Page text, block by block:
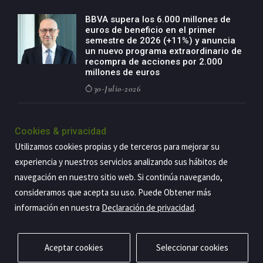
BBVA supera los 6.000 millones de
euros de beneficio en el primer
semestre de 2026 (+11%) y anuncia
un nuevo programa extraordinario de
recompra de acciones por 2.000
millones de euros
30-Julio-2026
negocio agro con un modelo global
países
29-Julio-2026
Privacidad Aviso legal Política de cookies Contacto
Cookies & privacidad
Utilizamos cookies propias y de terceros para mejorar su
experiencia y nuestros servicios analizando sus hábitos de
navegación en nuestro sitio web. Si continúa navegando,
consideramos que acepta su uso. Puede Obtener más
información en nuestra Declaración de privacidad.
Aceptar cookies Seleccionar cookies